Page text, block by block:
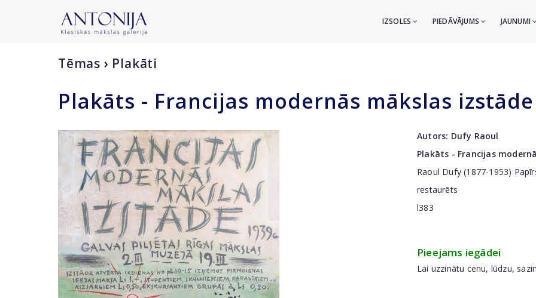
IZSOLES PIEDĀVĀJUMS JAUNUMI
Tēmas › Plakāti
Plakāts - Francijas modernās mākslas izstāde
Autors: Dufy Raoul
Plakāts - Francijas
Raoul Dufy (1877-1953)
restaurēts
l383
Pieejams iegādei
Lai uzzinātu cenu, lūdzu,